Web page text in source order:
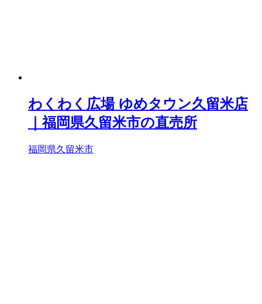
わくわく広場 ゆめタウン久留米店
｜福岡県久留米市の直売所
福岡県久留米市